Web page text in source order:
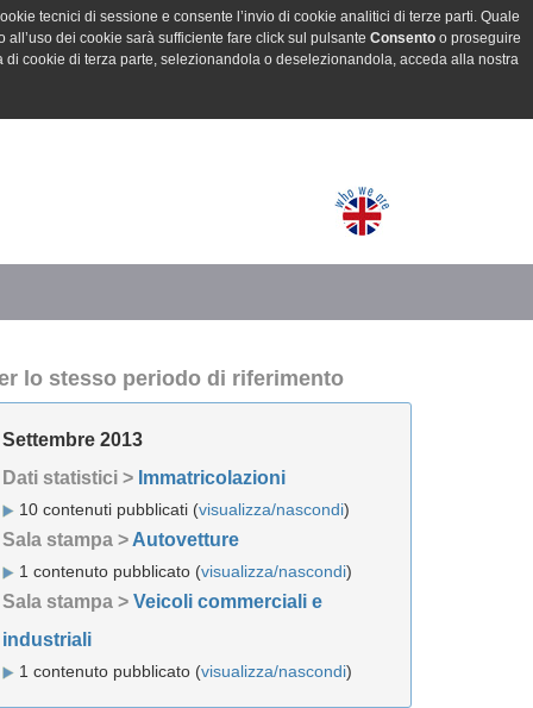
tecnici di sessione e consente l’invio di cookie analitici di terze parti. Quale
dei cookie sarà sufficiente fare click sul pulsante Consentoo proseguire
cookie di terza parte, selezionandola o deselezionandola, acceda alla nostra
lo stesso periodo di riferimento
Settembre 2013
Dati statistici > Immatricolazioni
10 contenuti pubblicati (visualizza/nascondi)
Sala stampa > Autovetture
1 contenuto pubblicato (visualizza/nascondi)
Sala stampa > Veicoli commerciali e
industriali
1 contenuto pubblicato (visualizza/nascondi)